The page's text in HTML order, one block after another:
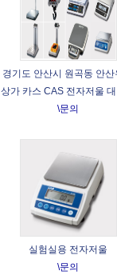
경기도 안산시 원곡동 안산
상가 카스 CAS 전자저울
\문의
실험실용 전자저울
\문의